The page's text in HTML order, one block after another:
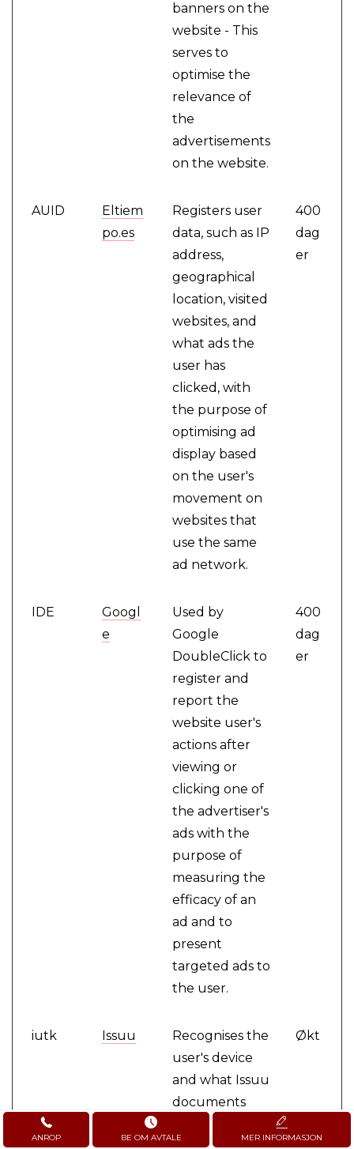
banners on the
website - This
serves to
optimise the
relevance of
the
advertisements
on the website.
AUID
Eltiem
po.es
Registers user
data, such as IP
address,
geographical
location, visited
websites, and
what ads the
user has
clicked, with
the purpose of
optimising ad
display based
on the user's
movement on
websites that
use the same
ad network.
400
dag
er
IDE
Googl
e
Used by
Google
DoubleClick to
register and
report the
website user's
actions after
viewing or
clicking one of
the advertiser's
ads with the
purpose of
measuring the
efficacy of an
ad and to
present
targeted ads to
the user.
400
dag
er
iutk Issuu
Recognises the
user's device
and what Issuu
documents
Økt
ANROP BE OM AVTALE MER INFORMASJON